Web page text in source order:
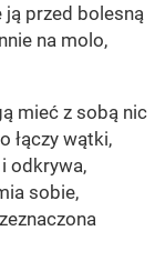
przed bolesną
na molo,
mieć z sobą nic
łączy wątki,
odkrywa,
sobie,